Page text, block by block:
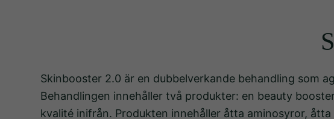
Skinbooster 2.0 är en dubbelverkande behandling som
Behandlingen innehåller två produkter: en beauty
kvalité inifrån. Produkten innehåller åtta aminosyror,